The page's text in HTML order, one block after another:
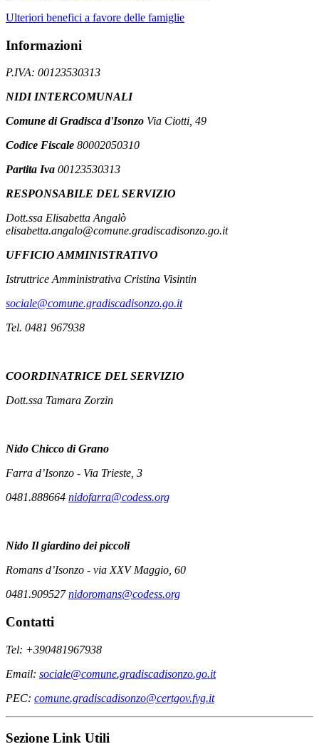
Ulteriori benefici a favore delle famiglie
Informazioni
P.IVA: 00123530313
NIDI INTERCOMUNALI
Comune di Gradisca d'Isonzo Via Ciotti, 49
Codice Fiscale 80002050310
Partita Iva 00123530313
RESPONSABILE DEL SERVIZIO
Dott.ssa Elisabetta Angalò
elisabetta.angalo@comune.gradiscadisonzo.go.it
UFFICIO AMMINISTRATIVO
Istruttrice Amministrativa Cristina Visintin
sociale@comune.gradiscadisonzo.go.it
Tel. 0481 967938
COORDINATRICE DEL SERVIZIO
Dott.ssa Tamara Zorzin
Nido Chicco di Grano
Farra d’Isonzo - Via Trieste, 3
0481.888664 nidofarra@codess.org
Nido Il giardino dei piccoli
Romans d’Isonzo - via XXV Maggio, 60
0481.909527nidoromans@codess.org
Contatti
Tel: +390481967938
Email: sociale@comune.gradiscadisonzo.go.it
PEC: comune.gradiscadisonzo@certgov.fvg.it
Sezione Link Utili